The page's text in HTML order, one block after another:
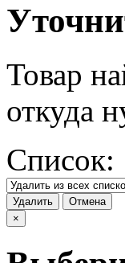
Товар
откуда
Список:
Удалить
Отмена
×